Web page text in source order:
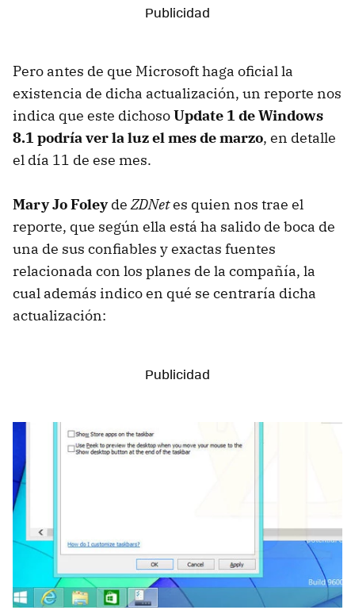
Pero antes de que Microsoft haga oficial la
existencia de dicha actualización, un reporte nos
indica que este dichosoUpdate 1 de Windows
8.1 podría ver la luz el mes de marzo, en detalle
el día 11 de ese mes.
Mary Jo FoleydeZDNetes quien nos trae el
reporte, que según ella está ha salido de boca de
una de sus confiables y exactas fuentes
relacionada con los planes de la compañía, la
cual además indico en qué se centraría dicha
actualización: